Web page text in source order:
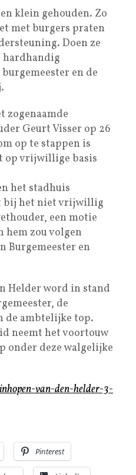
klein gehouden. Zo
met burgers praten
Doen ze
hardhandig
en de
zogenaamde
Geurt Visser op 26
op te stappen is
op vrijwillige basis
het stadhuis
bij het niet vrijwillig
een motie
hem zou volgen
Burgemeester en
Helder word in stand
de
de ambtelijke top.
neemt het voortouw
onder deze walgelijke
van-den-helder-3-
Pinterest